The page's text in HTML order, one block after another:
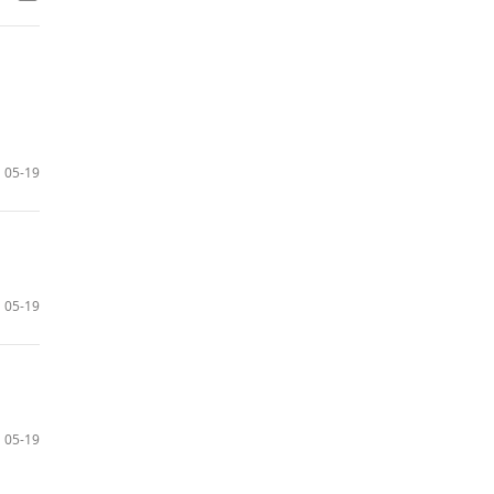
05-19
05-19
05-19